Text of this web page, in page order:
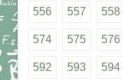
556 557 558
574 575 576
592 593 594